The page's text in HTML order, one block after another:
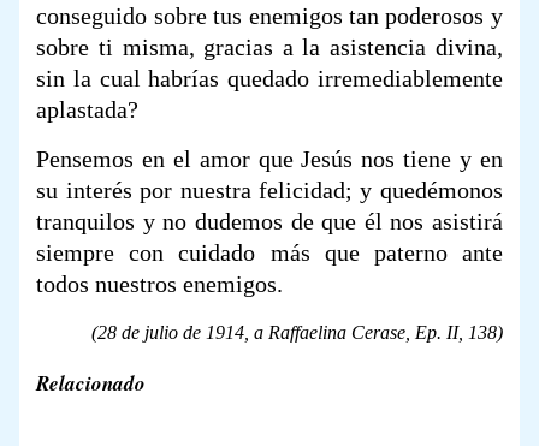
conseguido sobre tus enemigos tan poderosos y
sobre ti misma, gracias a la asistencia divina,
sin la cual habrías quedado irremediablemente
aplastada?
Pensemos en el amor que Jesús nos tiene y en
su interés por nuestra felicidad; y quedémonos
tranquilos y no dudemos de que él nos asistirá
siempre con cuidado más que paterno ante
todos nuestros enemigos.
(28 de julio de 1914, a Raffaelina Cerase, Ep. II, 138)
Relacionado